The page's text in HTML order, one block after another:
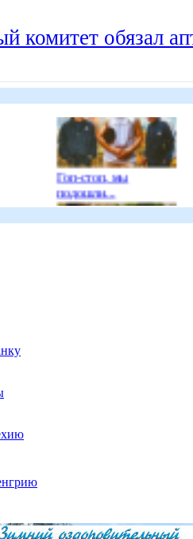
комитет обязал
Гоп-стоп, мы
подошли...